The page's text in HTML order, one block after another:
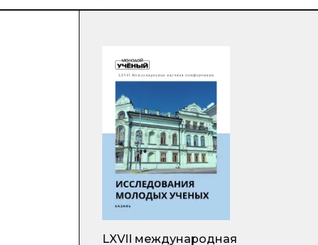
LXVII международная